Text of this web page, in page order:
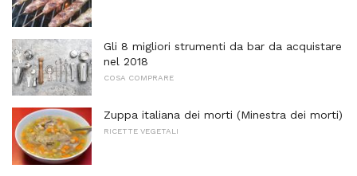
Gli 8 migliori strumenti da bar da acquistare
nel 2018
COSA COMPRARE
Zuppa italiana dei morti (Minestra dei morti)
RICETTE VEGETALI